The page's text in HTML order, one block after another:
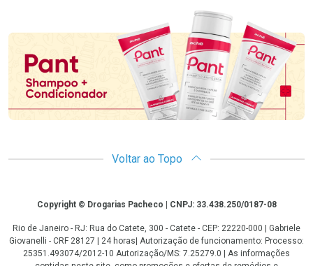
Promoção em Destaque
Voltar ao Topo
CopyrightCopyright © Drogarias Pacheco | CNPJ: 33.438.250/0187-08
Rio de Janeiro - RJ: Rua do Catete, 300 - Catete - CEP: 22220-000 | Gabriele
Giovanelli - CRF 28127 | 24 horas| Autorização de funcionamento: Processo:
25351.493074/2012-10 Autorização/MS: 7.25279.0 | As informações